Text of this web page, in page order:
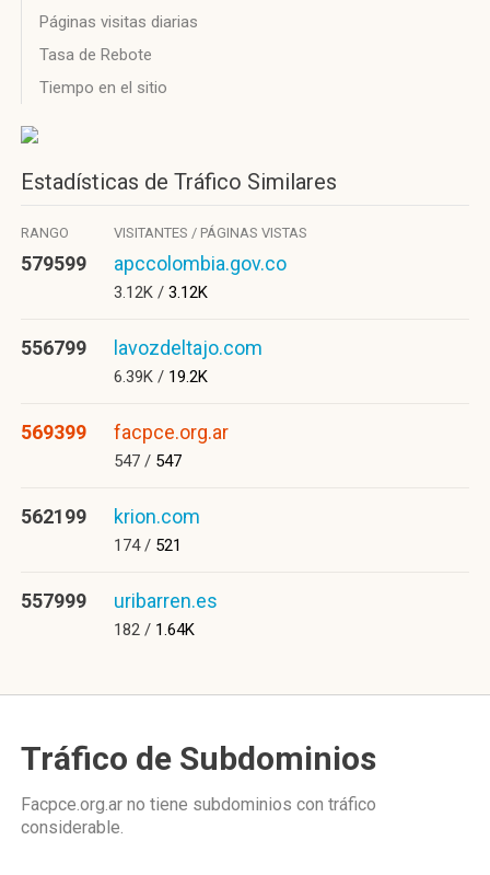
Páginas visitas diarias
Tasa de Rebote
Tiempo en el sitio
Estadísticas de Tráfico Similares
RANGO VISITANTES / PÁGINAS VISTAS
579599 apccolombia.gov.co
3.12K / 3.12K
556799 lavozdeltajo.com
6.39K / 19.2K
569399 facpce.org.ar
547 / 547
562199 krion.com
174 / 521
557999 uribarren.es
182 / 1.64K
Tráfico de Subdominios
Facpce.org.ar no tiene subdominios con tráfico
considerable.